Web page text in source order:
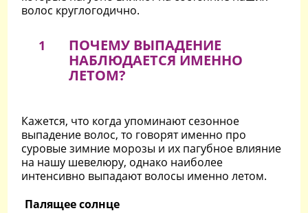
волос круглогодично.
1
ПОЧЕМУ ВЫПАДЕНИЕ
НАБЛЮДАЕТСЯ ИМЕННО
ЛЕТОМ?
Кажется, что когда упоминают сезонное
выпадение волос, то говорят именно про
суровые зимние морозы и их пагубное влияние
на нашу шевелюру, однако наиболее
интенсивно выпадают волосы именно летом.
Палящее солнце